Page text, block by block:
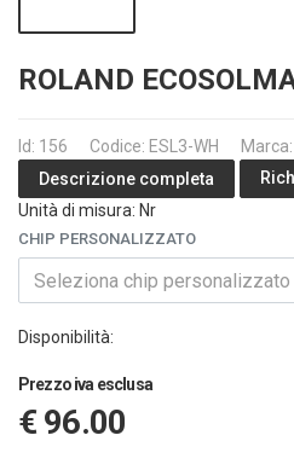
ROLAND
Id: 156 Codice: ESL3-WH
Descrizione completa
Unità di misura: Nr
CHIP PERSONALIZZATO
Seleziona chip personalizzato
Disponibilità:
Prezzo iva esclusa
€ 96.00